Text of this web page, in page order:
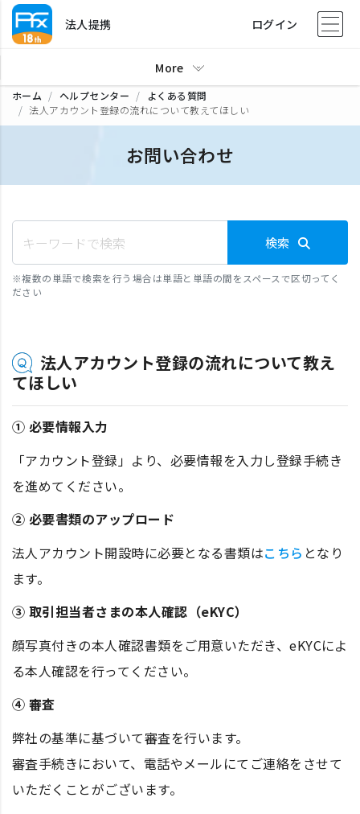
法人提携 ログイン
More
ホーム ヘルプセンター
よくある質問
法人アカウント登録の流れについて教えてほしい
お問い合わせ
検索
※複数の単語で検索を行う場合は単語と単語の間をスペースで区切ってく
ださい
法人アカウント登録の流れについて教え
てほしい
① 必要情報入力
「アカウント登録」より、必要情報を入力し登録手続き
を進めてください。
② 必要書類のアップロード
法人アカウント開設時に必要となる書類はこちら となり
ます。
③ 取引担当者さまの本人確認（eKYC）
顔写真付きの本人確認書類をご用意いただき、eKYCによ
る本人確認を行ってください。
④ 審査
弊社の基準に基づいて審査を行います。
審査手続きにおいて、電話やメールにてご連絡をさせて
いただくことがございます。